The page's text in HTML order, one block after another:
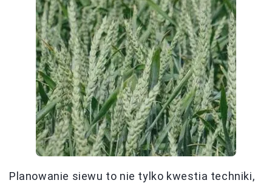
Planowanie siewu to nie tylko kwestia techniki,